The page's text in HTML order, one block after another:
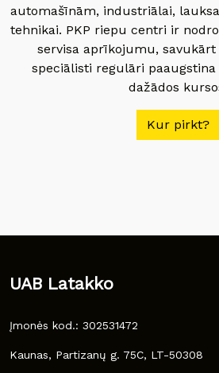
automašīnām, industriālai,
tehnikai. PKP riepu centri ir
servisa aprīkojumu, savukārt
speciālisti regulāri
dažādos
Kur pirkt?
UAB Latakko
Įmonės kod.: 302531472
Kaunas, Partizanų g. 75C, LT-50308